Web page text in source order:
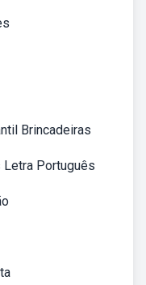
Brincadeiras
Letra Português